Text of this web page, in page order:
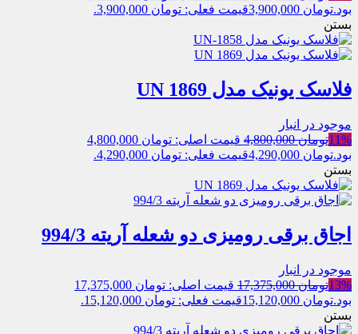
بود.تومان
قیمت فعلی: تومان 3,900,000.
بستن
فلاسک یونیک مدل UN 1869
موجود در انبار
11%تومان4,800,000
قیمت اصلی: تومان 4,800,000
بود.تومان
قیمت فعلی: تومان 4,290,000.
بستن
اجاق برقی رومیزی دو شعله آریته 994/3
موجود در انبار
13%تومان17,375,000
قیمت اصلی: تومان 17,375,000
بود.تومان
قیمت فعلی: تومان 15,120,000.
بستن